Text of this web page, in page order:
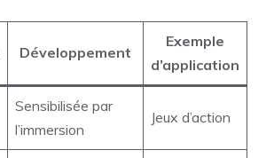
Développement
Exemple
d’application
Sensibilisée par
l’immersion
Jeux d’action